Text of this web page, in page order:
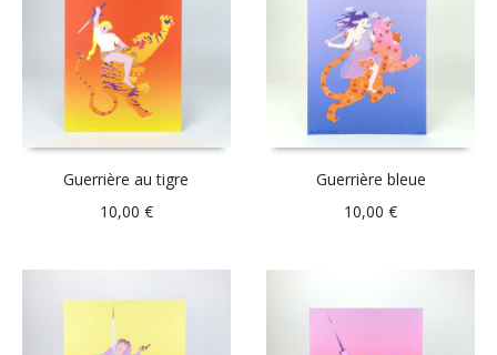
Guerrière au tigre
10,00 €
Guerrière bleue
10,00€